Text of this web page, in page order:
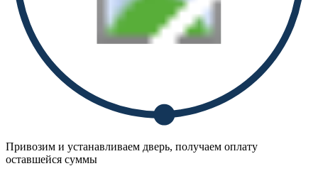
Привозим и устанавливаем дверь, получаем оплату
оставшейся суммы